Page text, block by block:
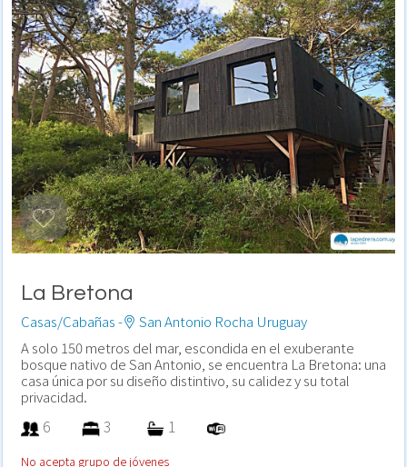
La Bretona
Casas/Cabañas -
San Antonio Rocha Uruguay
A solo 150 metros del mar, escondida en el exuberante
bosque nativo de San Antonio, se encuentra La Bretona: una
casa única por su diseño distintivo, su calidez y su total
privacidad.
6 3 1
No acepta grupo de jóvenes